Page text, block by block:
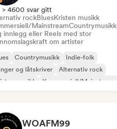
> 4600 svar gitt
rockBluesKristen musikk
MainstreamCountrymusikk
innlegg eller Reels med stor
om artister
Countrymusikk
Indie-folk
og låtskriver
Alternativ rock
musikk
Kommersiell/Mainstream
WOAFM99